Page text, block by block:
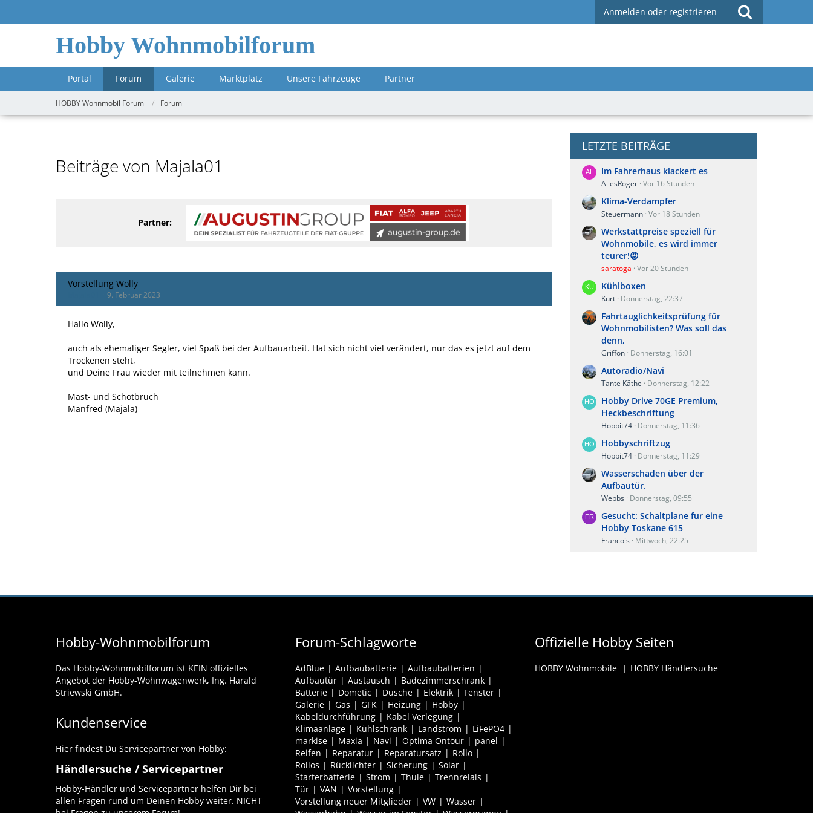
Anmelden oder registrieren
Hobby Wohnmobilforum
Portal Forum Galerie Marktplatz Unsere Fahrzeuge Partner
HOBBY Wohnmobil Forum Forum
Beiträge von Majala01
Partner:
Vorstellung Wolly
9. Februar 2023
Hallo Wolly,
auch als ehemaliger Segler, viel Spaß bei der Aufbauarbeit. Hat sich nicht viel verändert, nur das es jetzt auf dem
Trockenen steht,
und Deine Frau wieder mit teilnehmen kann.
Mast- und Schotbruch
Manfred (Majala)
LETZTE BEITRÄGE
Im Fahrerhaus klackert es
AllesRoger Vor 16 Stunden
Klima-Verdampfer
Steuermann Vor 18 Stunden
Werkstattpreise speziell für
Wohnmobile, es wird immer
teurer!😡
saratoga Vor 20 Stunden
Kühlboxen
Kurt Donnerstag, 22:37
Fahrtauglichkeitsprüfung für
Wohnmobilisten? Was soll das
denn,
Griffon Donnerstag, 16:01
Autoradio/Navi
Tante Käthe Donnerstag, 12:22
Hobby Drive 70GE Premium,
Heckbeschriftung
Hobbit74 Donnerstag, 11:36
Hobbyschriftzug
Hobbit74 Donnerstag, 11:29
Wasserschaden über der
Aufbautür.
Webbs Donnerstag, 09:55
Gesucht: Schaltplane fur eine
Hobby Toskane 615
Francois Mittwoch, 22:25
Hobby-Wohnmobilforum
Das Hobby-Wohnmobilforum ist KEIN offizielles
Angebot der Hobby-Wohnwagenwerk, Ing. Harald
Striewski GmbH.
Kundenservice
Hier findest Du Servicepartner von Hobby:
Händlersuche / Servicepartner
Hobby-Händler und Servicepartner helfen Dir bei
allen Fragen rund um Deinen Hobby weiter. NICHT
Forum-Schlagworte
AdBlue Aufbaubatterie
Aufbaubatterien
Aufbautür
Austausch
Badezimmerschrank
Batterie
Dometic Dusche Elektrik
Fenster
Galerie
Gas GFK Heizung
Hobby
Kabeldurchführung
Kabel Verlegung
Klimaanlage
Kühlschrank Landstrom
LiFePO4
markise
Maxia Navi Optima Ontour
panel
Reifen
Reparatur Reparatursatz
Rollo
Rollos
Rücklichter Sicherung
Solar
Starterbatterie
Strom Thule
Trennrelais
Tür
VAN
Vorstellung
Vorstellung neuer Mitglieder
VW
Wasser
Offizielle Hobby Seiten
HOBBY Wohnmobile HOBBY Händlersuche